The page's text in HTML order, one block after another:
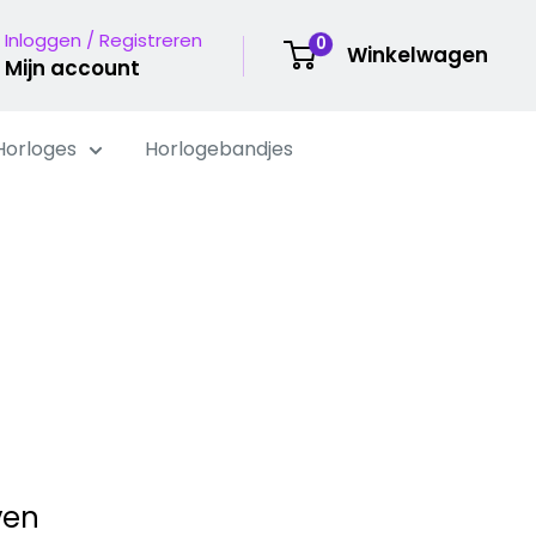
Inloggen / Registreren
Mijn account
0 Winkelwagen
Horlogebandjes